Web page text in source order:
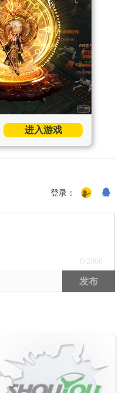
进入游戏
登录：
0 /2000
发布